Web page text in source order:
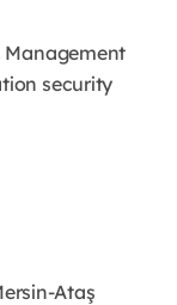
Management
security
Ataş